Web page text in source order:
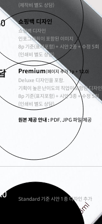
(제작비 별도 상담)
쇼핑백 디자인
쇼핑백 디자인
인포그래픽이 포함된 이미지
8p 기준(표지포함) + 시안 2종 + 수정 5회
(인쇄비 별도 상담)
Premium(페이지 추가 1p + 12.0
Deluxe 디자인을 포함.
기획이 높은 난이도의 직업이 포함된 디자인
8p 기준(표지포함) + 시안 3종 + 수정 5회
(인쇄비 별도 상담)
원본 제공 안내 : PDF, JPG 파일 제공
Standard 기준 시안 1종 디자인 추가